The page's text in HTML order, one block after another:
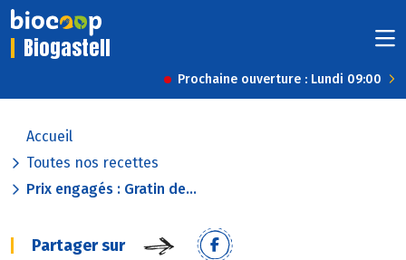
Biogastell
Prochaine ouverture : Lundi 09:00
Accueil
Toutes nos recettes
Prix engagés : Gratin de...
Partager sur